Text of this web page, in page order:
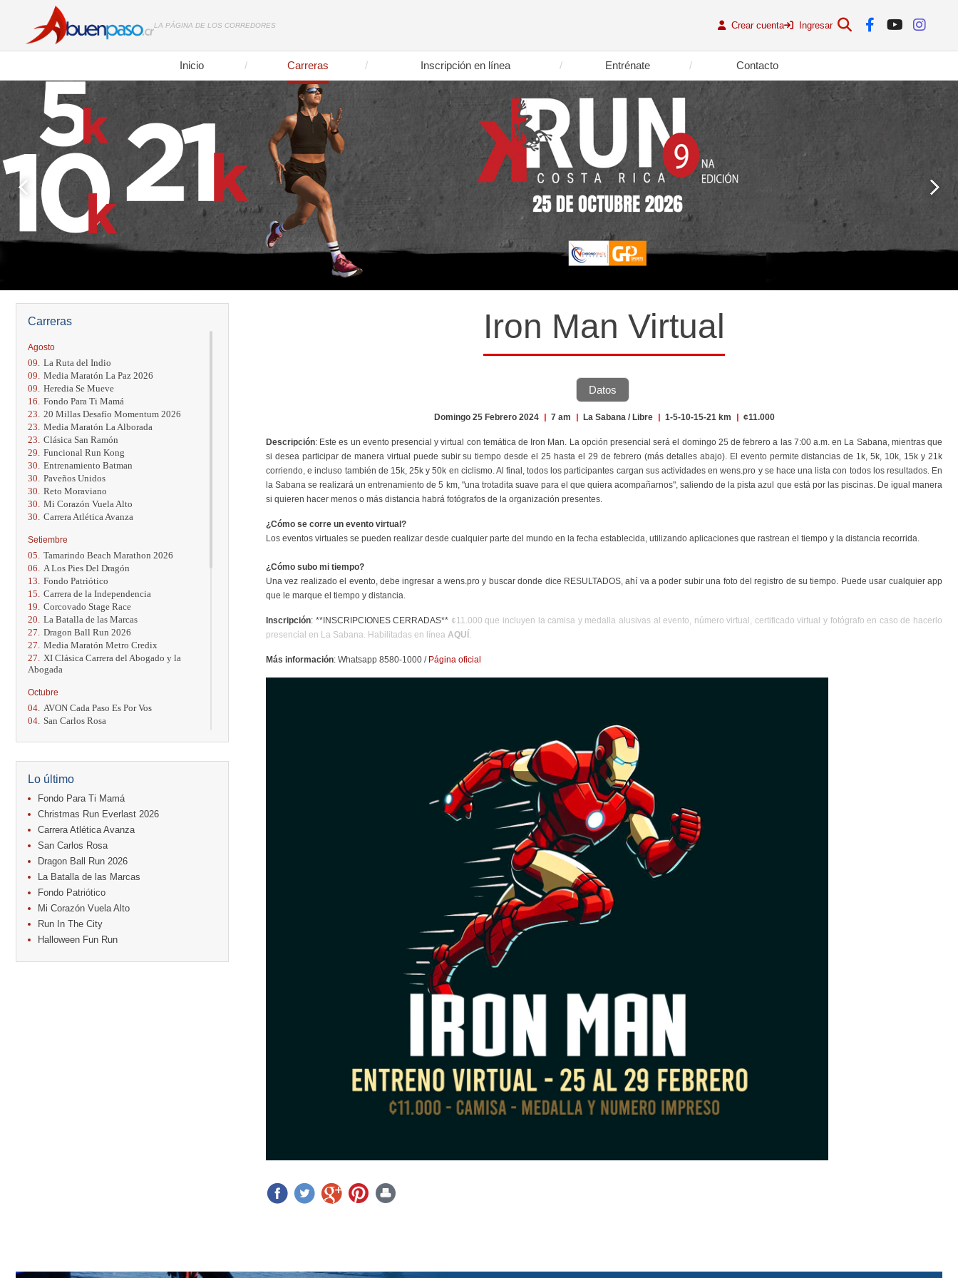
LA PÁGINA DE LOS CORREDORES Crear cuenta Ingresar
Inicio Carreras Inscripción en línea Entrénate Contacto
Carreras
Agosto
09. La Ruta del Indio
09. Media Maratón La Paz 2026
09. Heredia Se Mueve
16. Fondo Para Ti Mamá
23. 20 Millas Desafío Momentum 2026
23. Media Maratón La Alborada
23. Clásica San Ramón
29. Funcional Run Kong
30. Entrenamiento Batman
30. Paveños Unidos
30. Reto Moraviano
30. Mi Corazón Vuela Alto
30. Carrera Atlética Avanza
Setiembre
05. Tamarindo Beach Marathon 2026
06.
A Los Pies Del Dragón
13. Fondo Patriótico
15. Carrera de la Independencia
19. Corcovado Stage Race
20. La Batalla de las Marcas
27. Dragon Ball Run 2026
27. Media Maratón Metro Credix
27.
XI Clásica Carrera del Abogado y la
Abogada
Octubre
04. AVON Cada Paso Es Por Vos
04. San Carlos Rosa
11. Run In The City
Caribe Paradise Run
18. Casa Turire Trail Run
18. Warriors Run Circuit
18. Samsung Jacó Beach Half Marathon
25. KRun by Under Armour
25. Run Alajuela
31. Halloween Fun Run
Noviembre
08. Lindora Run
15. Entre Pan y Rosas
Diciembre
12. Media Maratón Puntarenas 2026
Lo último
Fondo Para Ti Mamá
Christmas Run Everlast 2026
Carrera Atlética Avanza
San Carlos Rosa
Dragon Ball Run 2026
La Batalla de las Marcas
Fondo Patriótico
Mi Corazón Vuela Alto
Run In The City
Halloween Fun Run
Iron Man Virtual
Datos
Domingo 25 Febrero 2024 | 7 am | La Sabana / Libre | 1-5-10-15-21 km | ¢11.000
Descripción: Este es un evento presencial y virtual con temática de Iron Man. La opción presencial será el domingo 25 de febrero a las 7:00 a.m. en La Sabana, mientras que
si desea participar de manera virtual puede subir su tiempo desde el 25 hasta el 29 de febrero (más detalles abajo). El evento permite distancias de 1k, 5k, 10k, 15k y 21k
corriendo, e incluso también de 15k, 25k y 50k en ciclismo. Al final, todos los participantes cargan sus actividades en wens.pro y se hace una lista con todos los resultados. En
la Sabana se realizará un entrenamiento de 5 km, "una trotadita suave para el que quiera acompañarnos", saliendo de la pista azul que está por las piscinas. De igual manera
si quieren hacer menos o más distancia habrá fotógrafos de la organización presentes.
¿Cómo se corre un evento virtual?
Los eventos virtuales se pueden realizar desde cualquier parte del mundo en la fecha establecida, utilizando aplicaciones que rastrean el tiempo y la distancia recorrida.
¿Cómo subo mi tiempo?
Una vez realizado el evento, debe ingresar a wens.pro y buscar donde dice RESULTADOS, ahí va a poder subir una foto del registro de su tiempo. Puede usar cualquier app
que le marque el tiempo y distancia
Inscripción: **INSCRIPCIONES CERRADAS** ¢11.000 que incluyen la camisa y medalla alusivas al evento, número virtual, certificado virtual y fotógrafo en caso de hacerlo
presencial en La Sabana. Habilitadas en línea AQUÍ
Más información: Whatsapp 8580-1000 / Página oficial